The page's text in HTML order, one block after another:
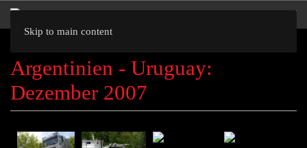
Skip to main content
Argentinien - Uruguay:
Dezember 2007